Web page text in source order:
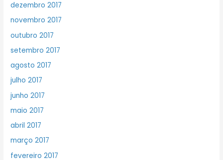
dezembro 2017
novembro 2017
outubro 2017
setembro 2017
agosto 2017
julho 2017
junho 2017
maio 2017
abril 2017
março 2017
fevereiro 2017